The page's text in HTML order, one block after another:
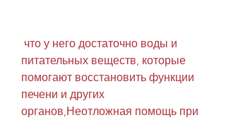
питательных веществ, которые
помогают восстановить функции
печени и других
органов,Неотложная помощь при